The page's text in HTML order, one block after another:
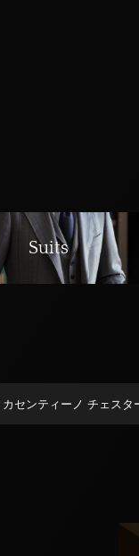
Suits
センティーノ チェスタ